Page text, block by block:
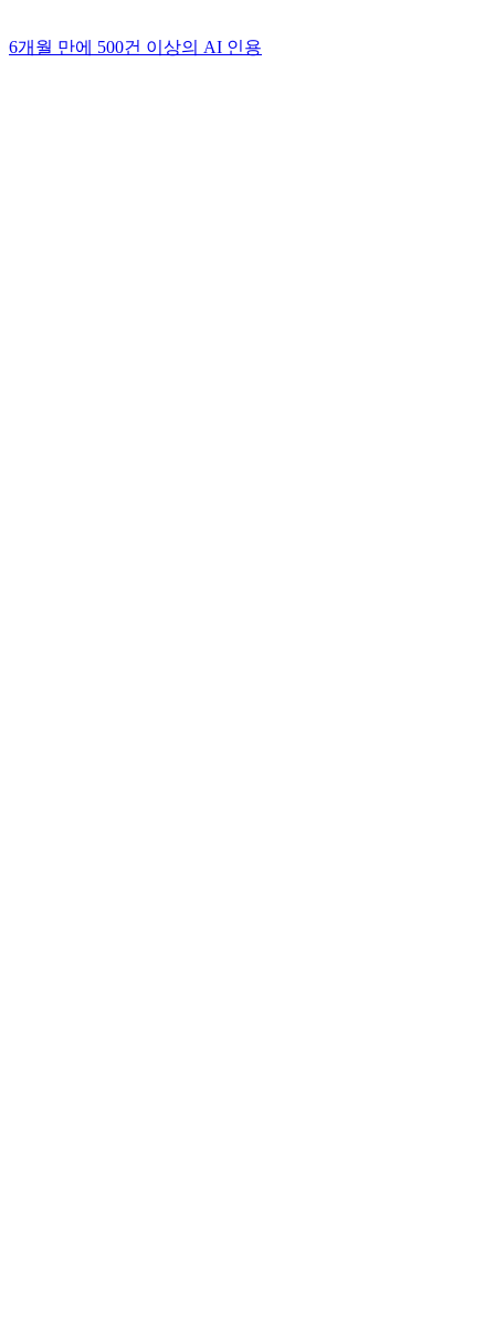
6개월 만에 500건 이상의 AI 인용